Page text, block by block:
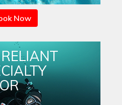
Now